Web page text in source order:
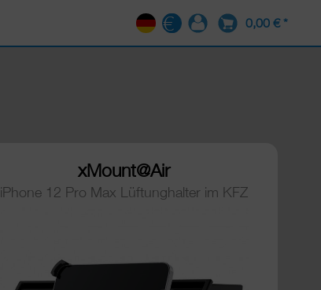
DE 0,00 € *
xMount@Air
iPhone 12 Pro Max Lüftunghalter im KFZ